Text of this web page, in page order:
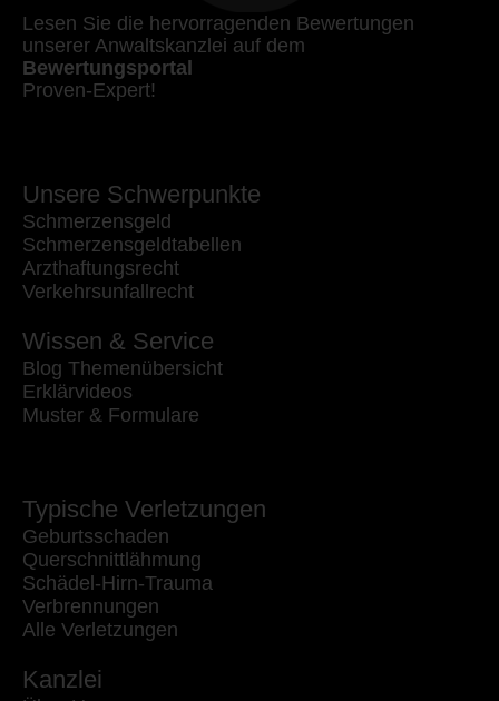
Lesen Sie die hervorragenden Bewertungen
unserer Anwaltskanzlei auf dem
Bewertungsportal
Proven-Expert!
Unsere Schwerpunkte
Schmerzensgeld
Schmerzensgeldtabellen
Arzthaftungsrecht
Verkehrsunfallrecht
Wissen & Service
Blog Themenübersicht
Erklärvideos
Muster & Formulare
Typische Verletzungen
Geburtsschaden
Querschnittlähmung
Schädel-Hirn-Trauma
Verbrennungen
Alle Verletzungen
Kanzlei